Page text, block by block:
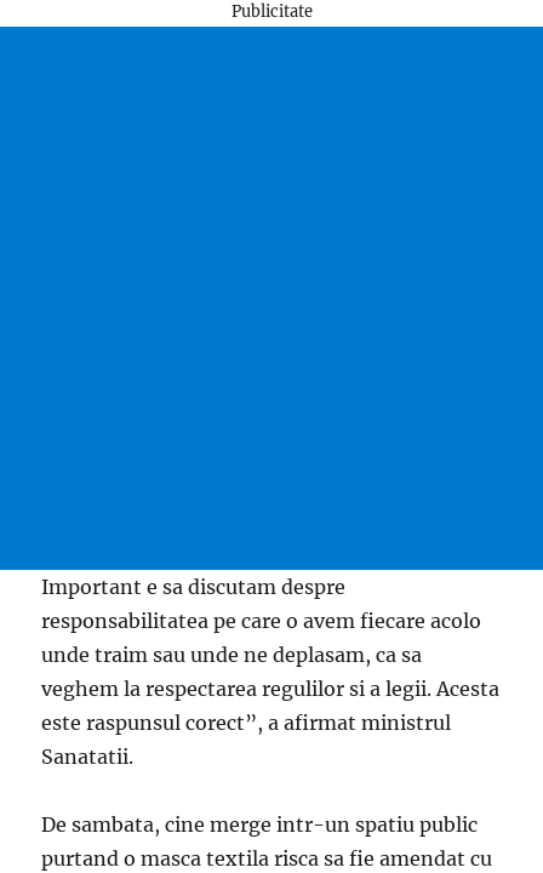
Publicitate
Important e sa discutam despre
responsabilitatea pe care o avem fiecare acolo
unde traim sau unde ne deplasam, ca sa
veghem la respectarea regulilor si a legii. Acesta
este raspunsul corect”, a afirmat ministrul
Sanatatii.
De sambata, cine merge intr-un spatiu public
purtand o masca textila risca sa fie amendat cu